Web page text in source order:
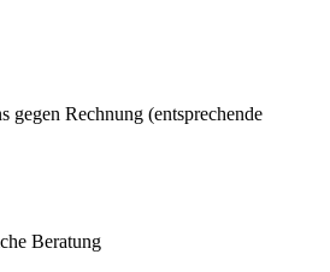
gegen Rechnung (entsprechende
Beratung